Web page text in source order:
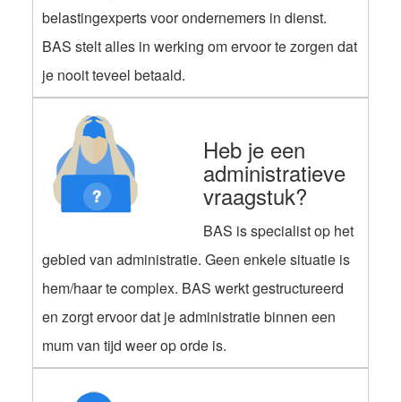
belastingexperts voor ondernemers in dienst.
BAS stelt alles in werking om ervoor te zorgen dat
je nooit teveel betaald.
Heb je een
administratieve
vraagstuk?
BAS is specialist op het
gebied van administratie. Geen enkele situatie is
hem/haar te complex. BAS werkt gestructureerd
en zorgt ervoor dat je administratie binnen een
mum van tijd weer op orde is.